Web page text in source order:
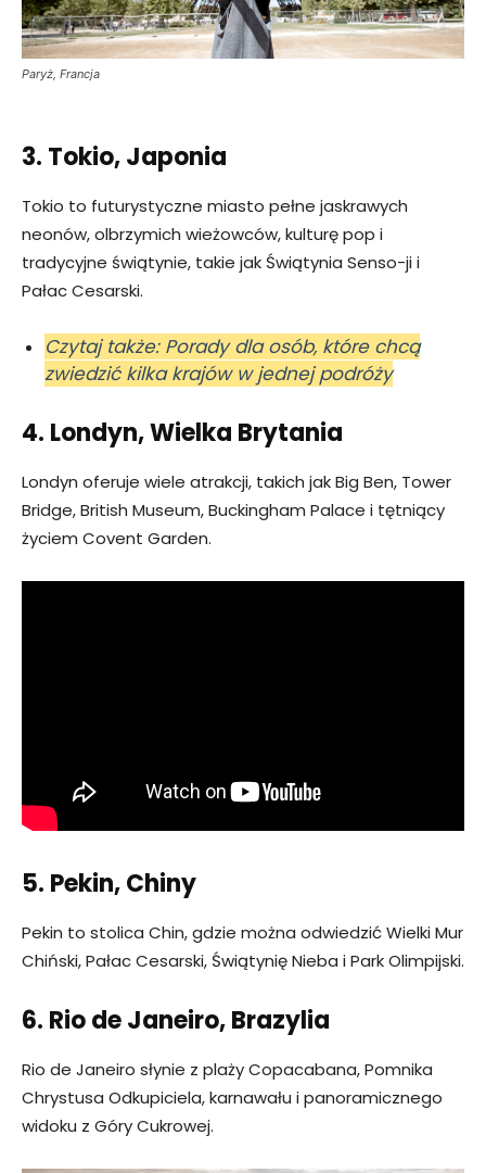
Paryż, Francja
3. Tokio, Japonia
Tokio to futurystyczne miasto pełne jaskrawych
neonów, olbrzymich wieżowców, kulturę pop i
tradycyjne świątynie, takie jak Świątynia Senso-ji i
Pałac Cesarski.
Czytaj także: Porady dla osób, które chcą
zwiedzić kilka krajów w jednej podróży
4. Londyn, Wielka Brytania
Londyn oferuje wiele atrakcji, takich jak Big Ben, Tower
Bridge, British Museum, Buckingham Palace i tętniący
życiem Covent Garden.
5. Pekin, Chiny
Pekin to stolica Chin, gdzie można odwiedzić Wielki Mur
Chiński, Pałac Cesarski, Świątynię Nieba i Park Olimpijski.
6. Rio de Janeiro, Brazylia
Rio de Janeiro słynie z plaży Copacabana, Pomnika
Chrystusa Odkupiciela, karnawału i panoramicznego
widoku z Góry Cukrowej.